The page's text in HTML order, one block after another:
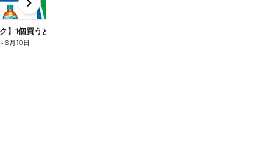
ク】1個買うと1個もらえる/麦茶
～8月10日
e